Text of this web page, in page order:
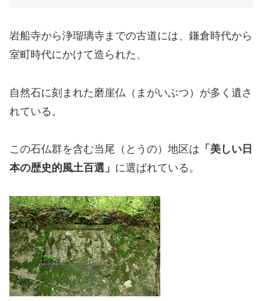
岩船寺から浄瑠璃寺までの古道には、鎌倉時代から
室町時代にかけて造られた、
自然石に刻まれた磨崖仏（まがいぶつ）が多く遺さ
れている。
この石仏群を含む当尾（とうの）地区は 「美しい日
本の歴史的風土百選」 に選ばれている。